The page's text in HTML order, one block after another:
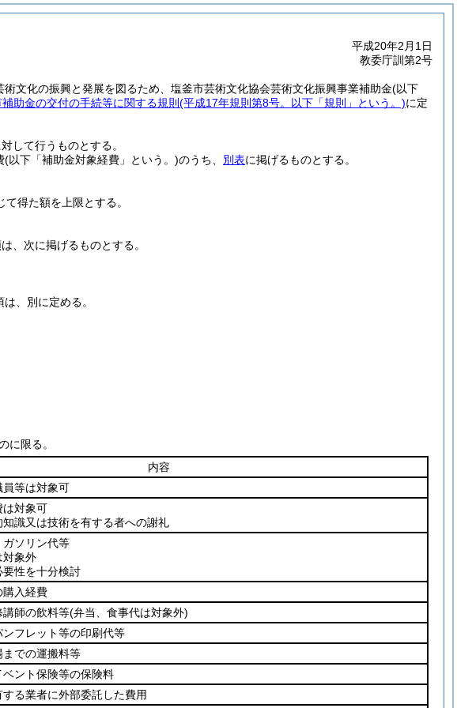
平成20年2月1日
教委庁訓第2号
文化の振興と発展を図るため、塩釜市芸術文化協会芸術文化振興事業補助金(以下
助金の交付の手続等に関する規則 (平成17年規則第8号。以下「規則」という。)に定
して行うものとする。
(以下「補助金対象経費」という。)のうち、 別表に掲げるものとする。
得た額を上限とする。
、次に掲げるものとする。
、別に定める。
に限る。
内容
等は対象可
は対象可
識又は技術を有する者への謝礼
ソリン代等
対象外
性を十分検討
購入経費
師の飲料等(弁当、食事代は対象外)
フレット等の印刷代等
での運搬料等
ント保険等の保険料
る業者に外部委託した費用